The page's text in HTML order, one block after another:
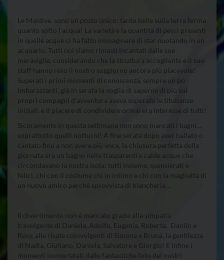
Le Maldive, sono un posto unico: tanto belle sulla terra ferma
quanto sotto l’acqua! La varietà e la quantità di pesci presenti
in quelle acque ci ha fatto immaginare di star nuotando in un
acquario. Tutti noi siamo rimasti incantati dalle sue
meraviglie, considerando che la struttura accogliente e il suo
staff hanno reso il nostro soggiorno ancora più piacevole!
Superati i primi momenti di conoscenza, sempre un po’
imbarazzanti, già in serata la voglia di saperne di più sui
propri compagni d’avventura aveva superato le titubanze
iniziali, e il piacere di condividere ormai era interesse di tutti!
Sicuramente in questa settimana non sono mancati i bagni…
soprattutto quelli notturni! A fine serata dopo aver ballato o
cantato fino a non avere più voce, la chiusura perfetta della
giornata era un bagno nelle trasparenti e calde acque che
circondavano la nostra isola: tutti insieme, spensierati e
felici, chi con il costume chi in intimo e chi con la maglietta di
un nuovo amico perché sprovvista di biancheria…
Il divertimento non è mancato grazie alla simpatia
travolgente di Daniela, Adolfo, Eugenia, Roberta, Danilo e
Rosy, alle risate coinvolgenti di Simona e Bruna, la gentilezza
di Nadia, Giuliano, Daniela, Salvatore e Giorgio! E infine i
momenti immortalati dalle fantastiche foto dei nostri